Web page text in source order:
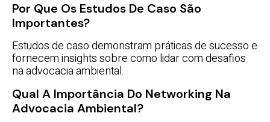
Por Que Os Estudos De Caso São
Importantes?
Estudos de caso demonstram práticas de sucesso e
fornecem insights sobre como lidar com desafios
na advocacia ambiental.
Qual A Importância Do Networking Na
Advocacia Ambiental?